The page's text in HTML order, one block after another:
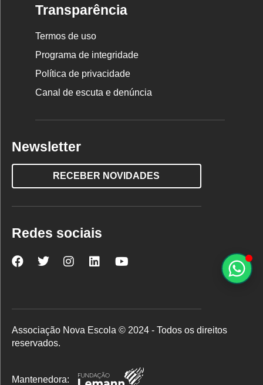
Transparência
Termos de uso
Programa de integridade
Política de privacidade
Canal de escuta e denúncia
Newsletter
RECEBER NOVIDADES
Redes sociais
Nova
Facebook
Nova
Twitter
Nova
Instagram
Nova
LinkedInYouTube
Associação Nova Escola © 2024 - Todos os direitos
reservados.
Mantenedora: